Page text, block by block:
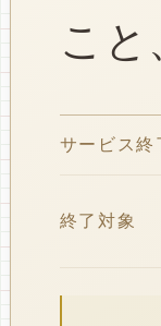
こ
サービス終
終了対象